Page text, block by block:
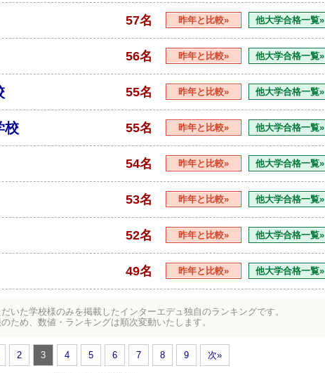
57名 昨年と比較» 他大学合格一覧»
56名 昨年と比較» 他大学合格一覧»
55名 昨年と比較» 他大学合格一覧»
校 55名 昨年と比較» 他大学合格一覧»
54名 昨年と比較» 他大学合格一覧»
53名 昨年と比較» 他大学合格一覧»
52名 昨年と比較» 他大学合格一覧»
49名 昨年と比較» 他大学合格一覧»
いた学校様のみを掲載したインターエデュ独自のランキングです。
ため、数値・ランキングは順次変動いたします。
2 3 4 5 6 7 8 9 次»